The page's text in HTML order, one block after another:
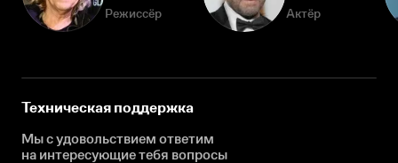
Режиссёр Актёр
Техническая поддержка
Мы с удовольствием ответим
на интересующиетебя вопросы